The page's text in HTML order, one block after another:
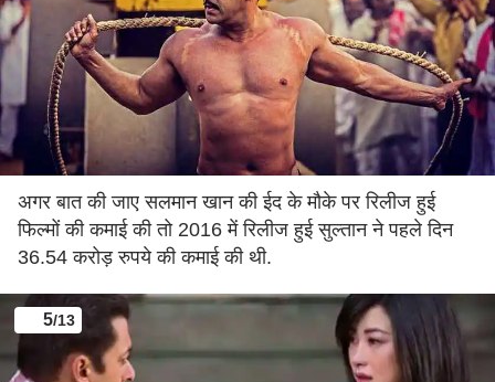
अगर बात की जाए सलमान खान की ईद के मौके पर रिलीज हुई
फिल्मों की कमाई की तो 2016 में रिलीज हुई सुल्तान ने पहले दिन
36.54 करोड़ रुपये की कमाई की थी.
5/13